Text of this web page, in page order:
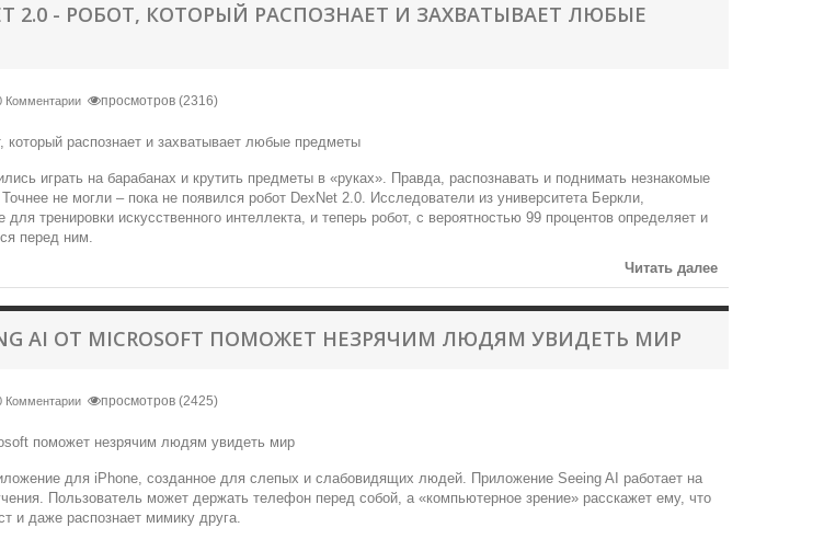
2.0 - РОБОТ, КОТОРЫЙ РАСПОЗНАЕТ И ЗАХВАТЫВАЕТ ЛЮБЫЕ
Комментарии просмотров (2316)
играть на барабанах и крутить предметы в «руках». Правда, распознавать и поднимать незнакомые
не могли – пока не появился робот DexNet 2.0. Исследователи из университета Беркли,
тренировки искусственного интеллекта, и теперь робот, с вероятностью 99 процентов определяет и
перед ним.
Читать далее
AI ОТ MICROSOFT ПОМОЖЕТ НЕЗРЯЧИМ ЛЮДЯМ УВИДЕТЬ МИР
Комментарии просмотров (2425)
для iPhone, созданное для слепых и слабовидящих людей. Приложение Seeing AI работает на
Пользователь может держать телефон перед собой, а «компьютерное зрение» расскажет ему, что
и даже распознает мимику друга.